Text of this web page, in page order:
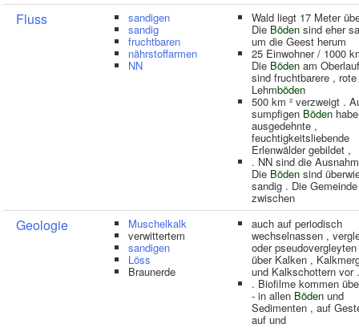
Fluss sandigen
sandig
fruchtbaren
nährstoffarmen
NN
Wald liegt 17 Meter
Die Böden sind eher
um die Geest herum
25 Einwohner / 1000
Die Böden am
sind fruchtbarere , rote
Lehmböden
500 km ² verzweigt .
sumpfigen Böden
ausgedehnte ,
feuchtigkeitsliebende
Erlenwälder gebildet ,
. NN sind die
Die Böden sind
sandig . Die
zwischen
Geologie Muschelkalk
verwittertem
sandigen
Löss
Braunerde
auch auf periodisch
wechselnassen ,
oder pseudovergleyten
über Kalken ,
und Kalkschottern vor .
. Biofilme kommen
- in allen Böden und
Sedimenten , auf
auf und